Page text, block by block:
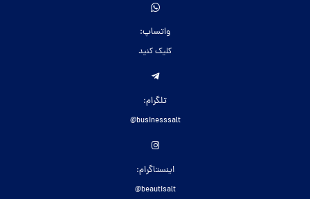
واتساپ:
کلیک کنید
تلگرام:
businesssalt@
اینستاگرام:
beautisalt@